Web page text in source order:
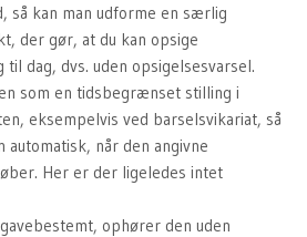
så kan man udforme en særlig
der gør, at du kan opsige
dag, dvs. uden opsigelsesvarsel.
som en tidsbegrænset stilling i
eksempelvis ved barselsvikariat, så
når den angivne
Her er der ligeledes intet
ophører den uden